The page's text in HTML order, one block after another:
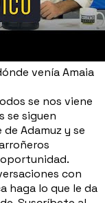
venía Amaia
se nos viene
se siguen
Adamuz y se
con
haga lo que le da